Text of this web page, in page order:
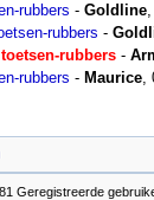
rubbers - Goldline,
rubbers -
rubbers -
rubbers - Maurice,
Geregistreerde